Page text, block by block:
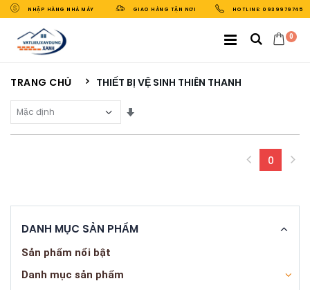
NHẬP HÀNG NHÀ MÁY GIAO HÀNG TẬN NƠI HOTLINE: 0939979745
0
TRANG CHỦ THIẾT BỊ VỆ SINH THIÊN THANH
Sắp Xếp Theo
0
DANH MỤC SẢN PHẨM
Sản phẩm nổi bật
Danh mục sản phẩm